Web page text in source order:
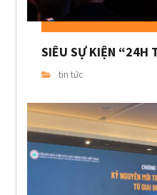
SIÊU SỰ KIỆN “24H
tin tức